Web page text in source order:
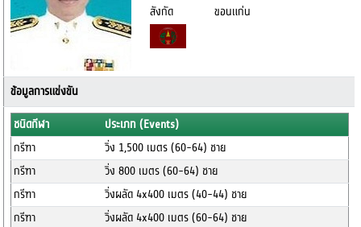
สังกัด
ขอนแก่น
ข้อมูลการแข่งขัน
ชนิดกีฬา
ประเภท (Events)
กรีฑา
วิ่ง 1,500 เมตร (60-64) ชาย
กรีฑา
วิ่ง 800 เมตร (60-64) ชาย
กรีฑา
วิ่งผลัด 4x400 เมตร (40-44) ชาย
กรีฑา
วิ่งผลัด 4x400 เมตร (60-64) ชาย